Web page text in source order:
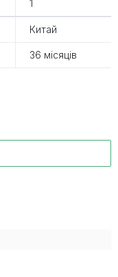
1
Китай
36 місяців